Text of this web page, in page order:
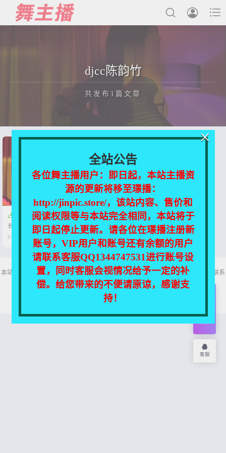



主播合集
用户中心
djcc陈韵竹
共发布1篇文章
正在为您加载新内容

【抖音】djcc陈韵竹 顶级美女超
长时间尺度视频合集【10V-0.7G】
6个月前
 0  10
本站所有资源均收集自互联网，仅供个人欣赏交流，如不慎侵犯了您的权益，请联系
我们，我们将尽快处理！
Copyright © 2026 舞主播
全站公告
各位舞主播用户：即日起，本站主播资
源的更新将移至璟播：
http://jinpic.store/，该站内容、售价和
阅读权限等与本站完全相同，本站将于
即日起停止更新。请各位在璟播注册新
账号，VIP用户和账号还有余额的用户
请联系客服QQ1344747531进行账号设
置，同时客服会视情况给予一定的补
偿。给您带来的不便请原谅，感谢支
持！
×
会员
客服